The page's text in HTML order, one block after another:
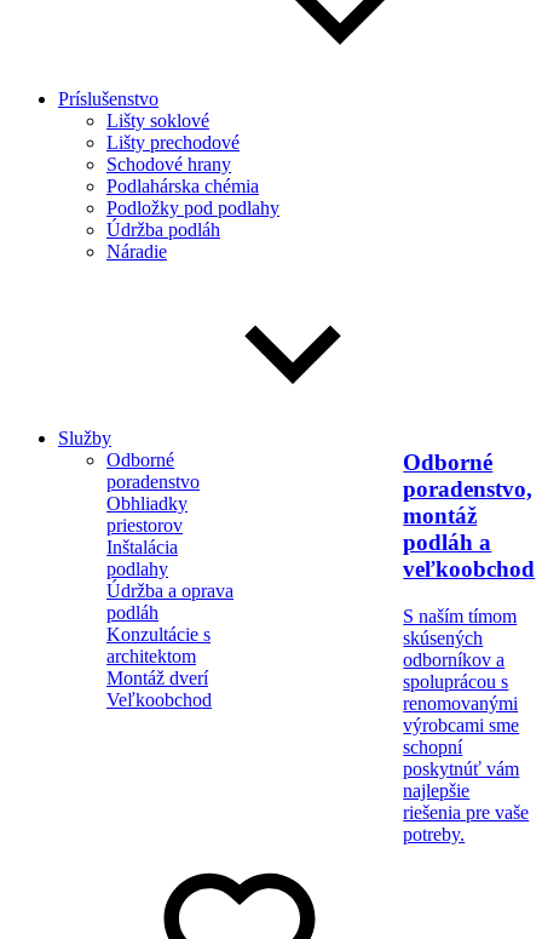
Príslušenstvo
Lišty soklové
Lišty prechodové
Schodové hrany
Podlahárska chémia
Podložky pod podlahy
Údržba podláh
Náradie
Služby
Odborné
poradenstvo
Obhliadky
priestorov
Inštalácia
podlahy
Údržba a oprava
podláh
Konzultácie s
architektom
Montáž dverí
Veľkoobchod
Odborné
poradenstvo,
montáž
podláh a
veľkoobchod
S naším tímom
skúsených
odborníkov a
spoluprácou s
renomovanými
výrobcami sme
schopní
poskytnúť vám
najlepšie
riešenia pre vaše
potreby.